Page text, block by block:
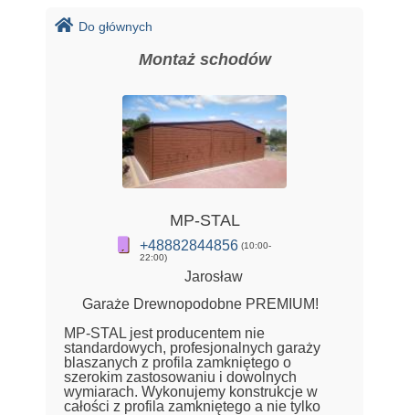
Do głównych
Montaż schodów
MP-STAL
+48882844856 (10:00-
22:00)
Jarosław
Garaże Drewnopodobne PREMIUM!
MP-STAL jest producentem nie
standardowych, profesjonalnych garaży
blaszanych z profila zamkniętego o
szerokim zastosowaniu i dowolnych
wymiarach. Wykonujemy konstrukcje w
całości z profila zamkniętego a nie tylko